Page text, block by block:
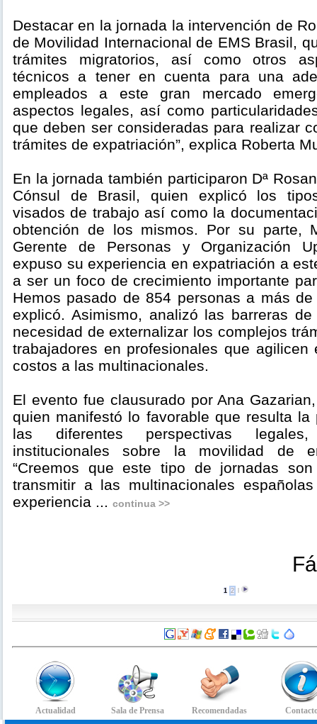
Destacar en la jornada la intervención de
de Movilidad Internacional de EMS Brasil,
trámites migratorios, así como otros
técnicos a tener en cuenta para una
empleados a este gran mercado
aspectos legales, así como
que deben ser consideradas para realizar
trámites de expatriación”, explica Roberta
En la jornada también participaron Dª
Cónsul de Brasil, quien explicó los
visados de trabajo así como la
obtención de los mismos. Por su parte,
Gerente de Personas y Organización
expuso su experiencia en expatriación a
a ser un foco de crecimiento importante
Hemos pasado de 854 personas a más
explicó. Asimismo, analizó las barreras
necesidad de externalizar los complejos
trabajadores en profesionales que agilicen
costos a las multinacionales.
El evento fue clausurado por Ana
quien manifestó lo favorable que resulta
las diferentes perspectivas
institucionales sobre la movilidad de
“Creemos que este tipo de jornadas
transmitir a las multinacionales
experiencia ... continua >>
1 2